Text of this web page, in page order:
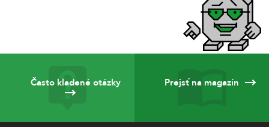
Často kladené otázky Prejsť na magazín